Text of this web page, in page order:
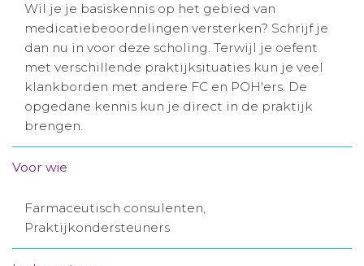
Aanmelden nieuwsbrief
Inloggen
Wil je je basiskennis op het gebied van
medicatiebeoordelingen versterken? Schrijf je
dan nu in voor deze scholing. Terwijl je oefent
met verschillende praktijksituaties kun je veel
klankborden met andere FC en POH'ers. De
opgedane kennis kun je direct in de praktijk
brengen.
Voor wie
Farmaceutisch consulenten,
Praktijkondersteuners